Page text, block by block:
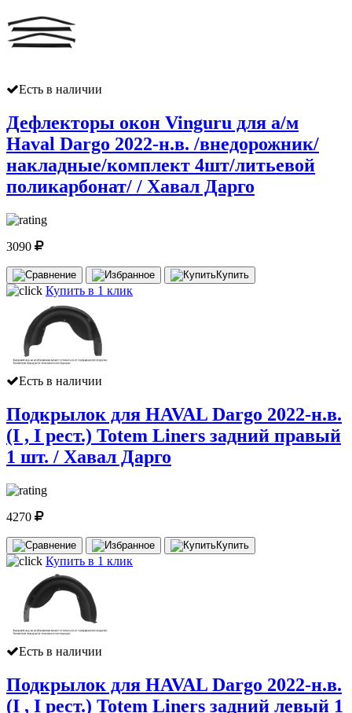
Есть в наличии
Дефлекторы окон Vinguru для а/м
Haval Dargo 2022-н.в. /внедорожник/
накладные/комплект 4шт/литьевой
поликарбонат/ / Хавал Дарго
3090
Купить
Купить в 1 клик
Есть в наличии
Подкрылок для HAVAL Dargo 2022-н.в.
(I , I рест.) Totem Liners задний правый
1 шт. / Хавал Дарго
4270
Купить
Купить в 1 клик
Есть в наличии
Подкрылок для HAVAL Dargo 2022-н.в.
(I , I рест.) Totem Liners задний левый 1